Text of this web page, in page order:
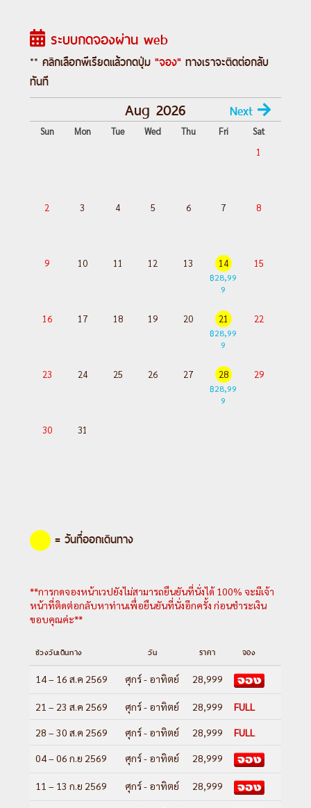
ระบบกดจองผ่าน web
** คลิกเลือกพีเรียดแล้วกดปุ่ม "จอง" ทางเราจะติดต่อกลับ
ทันที
Aug 2026 Next
Sun Mon Tue Wed Thu Fri
Sat
1
2 3 4 5 6 7 8
9 10 11 12 13
14
฿28,99
9
15
16 17 18 19 20
21
฿28,99
9
22
23 24 25 26 27
28
฿28,99
9
29
30 31
= วันที่ออกเดินทาง
**การกดจองหน้าเวปยังไม่สามารถยืนยันที่นั่งได้ 100% จะมีเจ้า
หน้าที่ติดต่อกลับหาท่านเพื่อยืนยันที่นั่งอีกครั้ง ก่อนชำระเงิน
ขอบคุณค่ะ**
ช่วงวันเดินทาง วัน ราคา จอง
14 – 16 ส.ค 2569 ศุกร์ - อาทิตย์ 28,999
21 – 23 ส.ค 2569 ศุกร์ - อาทิตย์ 28,999 FULL
28 – 30 ส.ค 2569 ศุกร์ - อาทิตย์ 28,999 FULL
04 – 06 ก.ย 2569 ศุกร์ - อาทิตย์ 28,999
11 – 13 ก.ย 2569 ศุกร์ - อาทิตย์ 28,999